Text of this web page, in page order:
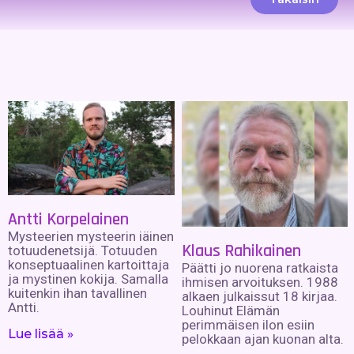
Antti Korpelainen
Mysteerien mysteerin iäinen
totuudenetsijä. Totuuden
konseptuaalinen kartoittaja
ja mystinen kokija. Samalla
kuitenkin ihan tavallinen
Antti.
Lue lisää »
Klaus Rahikainen
Päätti jo nuorena ratkaista
ihmisen arvoituksen. 1988
alkaen julkaissut 18 kirjaa.
Louhinut Elämän
perimmäisen ilon esiin
pelokkaan ajan kuonan alta.